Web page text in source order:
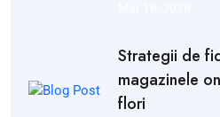
Strategii de
magazinele
flori